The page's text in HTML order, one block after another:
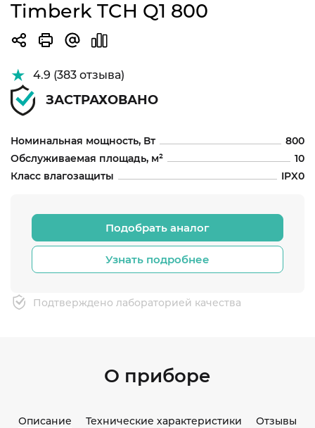
Timberk TCH Q1 800
4.9 (383 отзыва)
ЗАСТРАХОВАНО
Номинальная мощность, Вт
800
Обслуживаемая площадь, м²
10
Класс влагозащиты
IPX0
Подобрать аналог
Узнать подробнее
Подтверждено лабораторией качества
О приборе
Описание Технические характеристики Отзывы